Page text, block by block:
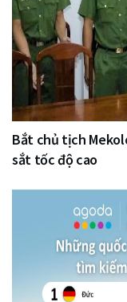
Bắt chủ tịch
sắt tốc độ cao